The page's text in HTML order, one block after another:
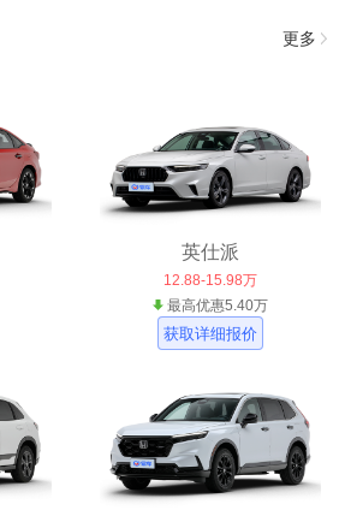
更多
英仕派
12.88-15.98万
最高优惠5.40万
获取详细报价